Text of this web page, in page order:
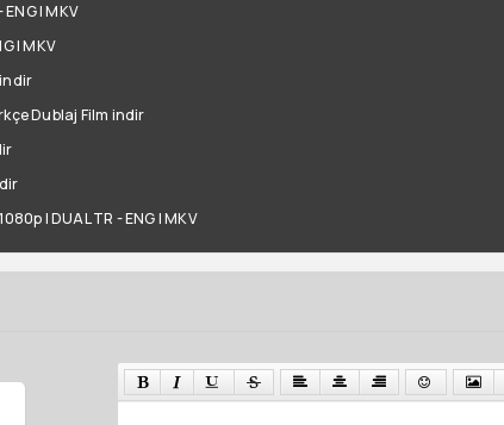
ENG | MKV
| MKV
Dublaj Film indir
| DUAL TR - ENG | MKV